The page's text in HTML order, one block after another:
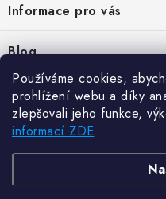
Používáme cookies,
prohlížení webu a díky
zlepšovali jeho funkce,
informací ZDE
p
a
t
Informace pro vás
Hodnocení obchodu
Reklamace zboží
Odstoupení od kupní smlouvy
Blog
Jak vybrat poštovní schránku?
21.5.2024
Zajistěte si bohatou úrodu.
6.3.2024
Jak skladovat palivové dříví,
Facebook
Novinky
Zajistěte si bohatou úrodu.